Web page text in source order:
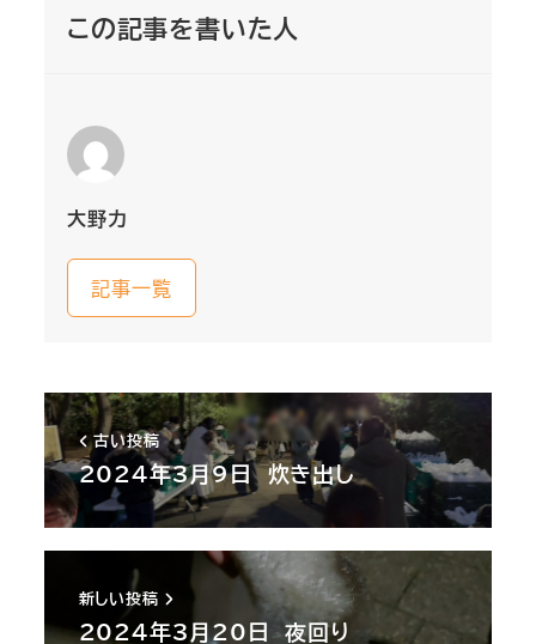
この記事を書いた人
大野力
記事一覧
古い投稿
2024年3月9日 炊き出し
新しい投稿
2024年3月20日 夜回り